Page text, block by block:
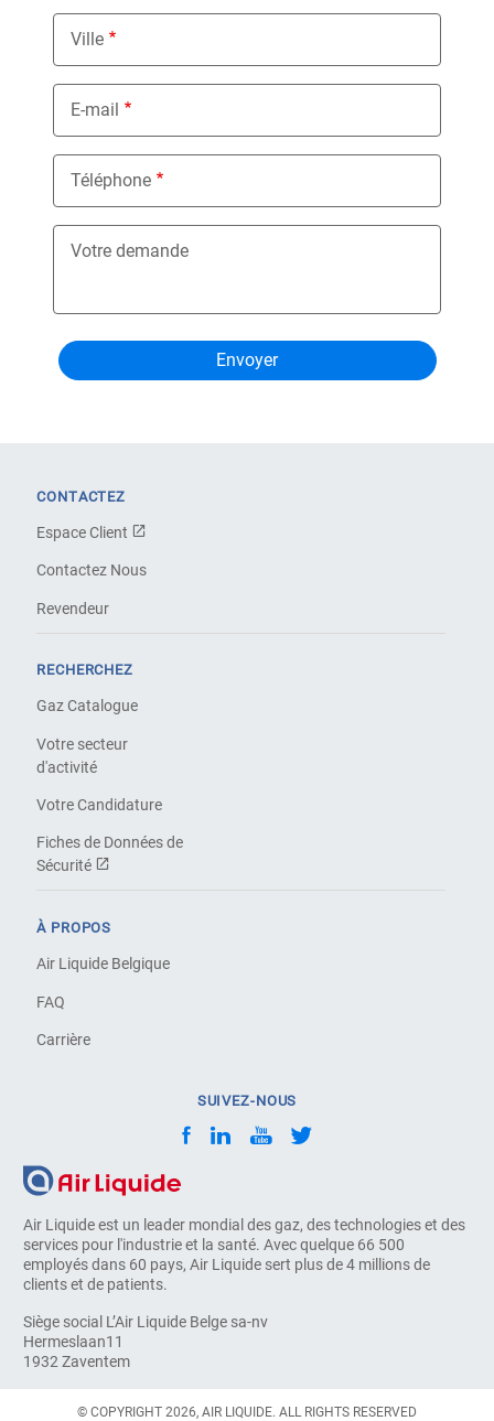
Ville
E-mail
Téléphone
Votre demande
Air Liquide est un leader mondial des gaz, des technologies et des
services pour l'industrie et la santé. Avec quelque 66 500
employés dans 60 pays, Air Liquide sert plus de 4 millions de
clients et de patients.
Siège social L’Air Liquide Belge sa-nv
Hermeslaan11
1932 Zaventem
CONTACTEZ
Espace Client
Contactez Nous
Revendeur
RECHERCHEZ
Gaz Catalogue
Votre secteur
d'activité
Votre Candidature
Fiches de Données de
Sécurité
À PROPOS
Air Liquide Belgique
FAQ
Carrière
SUIVEZ-NOUS
© COPYRIGHT 2026, AIR LIQUIDE. ALL RIGHTS RESERVED